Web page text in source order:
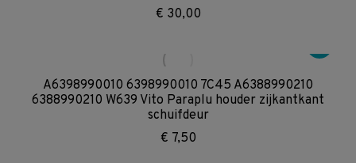
€ 30,00
A6398990010 6398990010 7C45 A6388990210
6388990210 W639 Vito Paraplu houder zijkantkant
schuifdeur
€ 7,50